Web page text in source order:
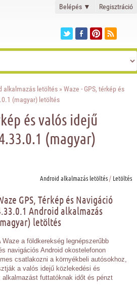
Belépés ▼ Regisztráció
alkalmazás letöltés » Waze - GPS, térkép és
(magyar) letöltés
és valós idejű
(magyar)
Android alkalmazás letöltés/ Letöltés
GPS, Térkép és Navigáció
Android alkalmazás
letöltés
Waze a földkerekség legnépszerűbb
navigációs Android okostelefonon
csatlakozni a környékbeli autósokhoz,
a valós idejű közlekedési és
futtatóknak időt és pénzt